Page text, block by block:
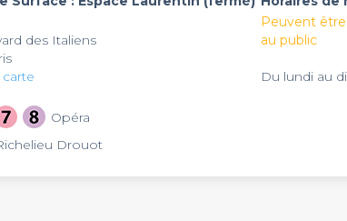
des Italiens
carte
Opéra
Drouot
Peuvent
au public
Du lundi au